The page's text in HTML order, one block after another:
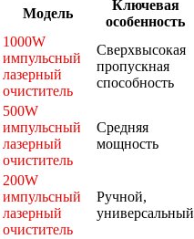
Модель
Ключевая
особенность
1000W
импульсный
лазерный
очиститель
Сверхвысокая
пропускная
способность
500W
импульсный
лазерный
очиститель
Средняя
мощность
200W
импульсный
лазерный
очиститель
Ручной,
универсальный